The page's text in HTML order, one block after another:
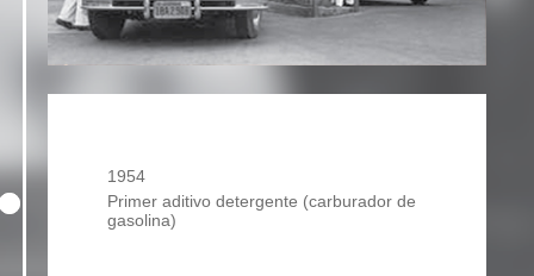
1954
Primer aditivo detergente (carburador de
gasolina)